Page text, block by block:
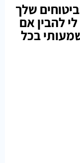
שלך
להבין אם
בכל